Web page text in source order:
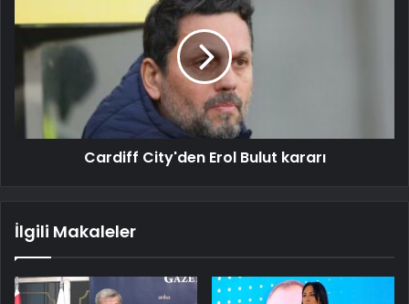
Cardiff City'den Erol Bulut kararı
İlgili Makaleler